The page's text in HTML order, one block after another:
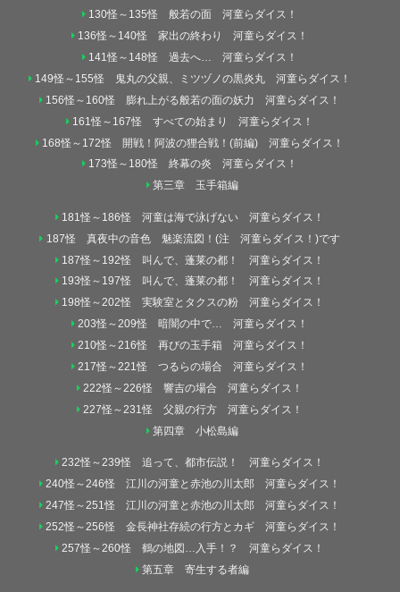
130怪～135怪 般若の面 河童らダイス！
136怪～140怪 家出の終わり 河童らダイス！
141怪～148怪 過去へ… 河童らダイス！
149怪～155怪 鬼丸の父親、ミツヅノの黒炎丸 河童らダイス！
156怪～160怪 膨れ上がる般若の面の妖力 河童らダイス！
161怪～167怪 すべての始まり 河童らダイス！
168怪～172怪 開戦！阿波の狸合戦！(前編) 河童らダイス！
173怪～180怪 終幕の炎 河童らダイス！
第三章 玉手箱編
181怪～186怪 河童は海で泳げない 河童らダイス！
187怪 真夜中の音色 魅楽流図！(注 河童らダイス！)です
187怪～192怪 叫んで、蓬莱の都！ 河童らダイス！
193怪～197怪 叫んで、蓬莱の都！ 河童らダイス！
198怪～202怪 実験室とタクスの粉 河童らダイス！
203怪～209怪 暗闇の中で… 河童らダイス！
210怪～216怪 再びの玉手箱 河童らダイス！
217怪～221怪 つるらの場合 河童らダイス！
222怪～226怪 響吉の場合 河童らダイス！
227怪～231怪 父親の行方 河童らダイス！
第四章 小松島編
232怪～239怪 追って、都市伝説！ 河童らダイス！
240怪～246怪 江川の河童と赤池の川太郎 河童らダイス！
247怪～251怪 江川の河童と赤池の川太郎 河童らダイス！
252怪～256怪 金長神社存続の行方とカギ 河童らダイス！
257怪～260怪 鶴の地図…入手！？ 河童らダイス！
第五章 寄生する者編